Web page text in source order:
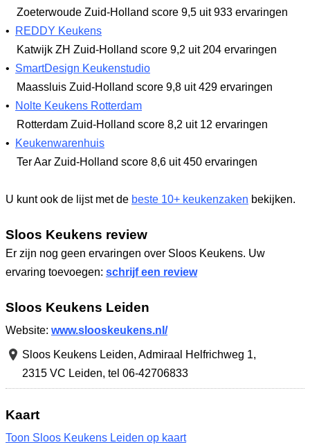
Zoeterwoude Zuid-Holland score 9,5 uit 933 ervaringen
•
REDDY Keukens
Katwijk ZH Zuid-Holland score 9,2 uit 204 ervaringen
• SmartDesign Keukenstudio
Maassluis Zuid-Holland score 9,8 uit 429 ervaringen
•
Nolte Keukens Rotterdam
Rotterdam Zuid-Holland score 8,2 uit 12 ervaringen
•
Keukenwarenhuis
Ter Aar Zuid-Holland score 8,6 uit 450 ervaringen
U kunt ook de lijst met de beste 10+ keukenzaken bekijken.
Sloos Keukens review
Er zijn nog geen ervaringen over Sloos Keukens. Uw
ervaring toevoegen: schrijf een review
Sloos Keukens Leiden
Website: www.slooskeukens.nl/
Sloos Keukens Leiden, Admiraal Helfrichweg 1,
2315 VC Leiden, tel 06-​42706833
Kaart
Toon Sloos Keukens Leiden op kaart